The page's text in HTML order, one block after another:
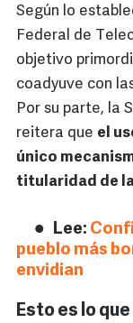
Según lo
Federal de
objetivo
coadyuve con
Por su parte, la
reitera que el
único
titularidad de
Lee:
pueblo más
envidian
Esto es lo